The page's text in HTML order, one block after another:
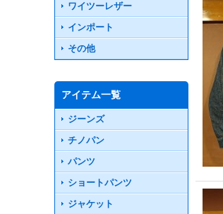
ワイツーレザー
インポート
その他
アイテム一覧
ジーンズ
チノパン
パンツ
ショートパンツ
ジャケット